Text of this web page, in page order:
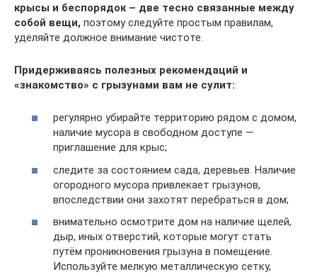
крысы и беспорядок – две тесно связанные между
собой вещи, поэтому следуйте простым правилам,
уделяйте должное внимание чистоте.
Придерживаясь полезных рекомендаций и
«знакомство» с грызунами вам не сулит:
регулярно убирайте территорию рядом с домом,
наличие мусора в свободном доступе —
приглашение для крыс;
следите за состоянием сада, деревьев. Наличие
огородного мусора привлекает грызунов,
впоследствии они захотят перебраться в дом;
внимательно осмотрите дом на наличие щелей,
дыр, иных отверстий, которые могут стать
путём проникновения грызуна в помещение.
Используйте мелкую металлическую сетку,